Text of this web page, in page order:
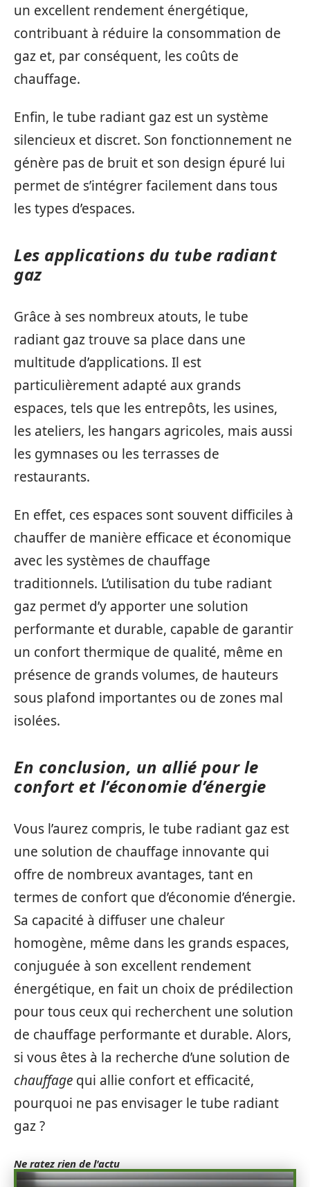
un excellent rendement énergétique,
contribuant à réduire la consommation de
gaz et, par conséquent, les coûts de
chauffage.
Enfin, le tube radiant gaz est un système
silencieux et discret. Son fonctionnement ne
génère pas de bruit et son design épuré lui
permet de s’intégrer facilement dans tous
les types d’espaces.
Les applications du tube radiant
gaz
Grâce à ses nombreux atouts, le tube
radiant gaz trouve sa place dans une
multitude d’applications. Il est
particulièrement adapté aux grands
espaces, tels que les entrepôts, les usines,
les ateliers, les hangars agricoles, mais aussi
les gymnases ou les terrasses de
restaurants.
En effet, ces espaces sont souvent difficiles à
chauffer de manière efficace et économique
avec les systèmes de chauffage
traditionnels. L’utilisation du tube radiant
gaz permet d’y apporter une solution
performante et durable, capable de garantir
un confort thermique de qualité, même en
présence de grands volumes, de hauteurs
sous plafond importantes ou de zones mal
isolées.
En conclusion, un allié pour le
confort et l’économie d’énergie
Vous l’aurez compris, le tube radiant gaz est
une solution de chauffage innovante qui
offre de nombreux avantages, tant en
termes de confort que d’économie d’énergie.
Sa capacité à diffuser une chaleur
homogène, même dans les grands espaces,
conjuguée à son excellent rendement
énergétique, en fait un choix de prédilection
pour tous ceux qui recherchent une solution
de chauffage performante et durable. Alors,
si vous êtes à la recherche d’une solution de
chauffage qui allie confort et efficacité,
pourquoi ne pas envisager le tube radiant
gaz ?
Ne ratez rien de l'actu